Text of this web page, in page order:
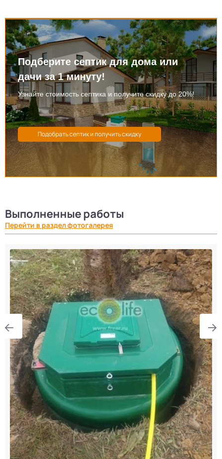
Подберите септик для дома или
дачи за 1 минуту!
Узнайте стоимость септика и получите скидку до 20%!
Выполненные работы
Перейти в раздел фотогалерея